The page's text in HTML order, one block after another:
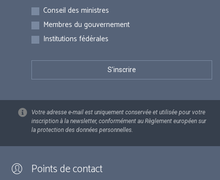
Inscriptions
Conseil des ministres
Membres du gouvernement
Institutions fédérales
Votre adresse e-mail est uniquement conservée et utilisée pour votre
inscription à la newsletter, conformément au Règlement européen sur
la protection des données personnelles.
Points de contact